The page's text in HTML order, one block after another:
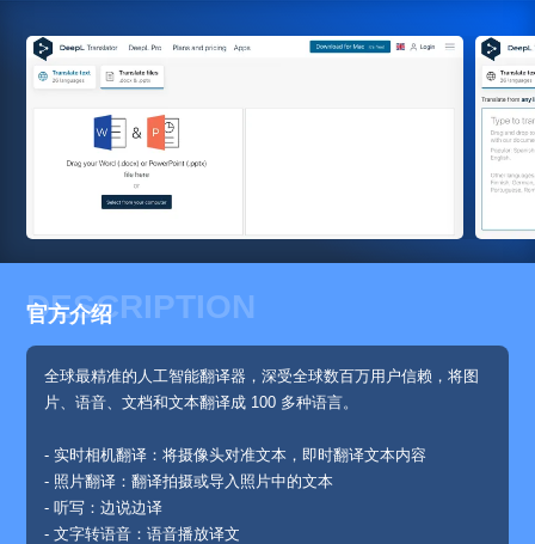
DESCRIPTION
官方介绍
全球最精准的人工智能翻译器，深受全球数百万用户信赖，将图
片、语音、文档和文本翻译成 100 多种语言。
- 实时相机翻译：将摄像头对准文本，即时翻译文本内容
- 照片翻译：翻译拍摄或导入照片中的文本
- 听写：边说边译
- 文字转语音：语音播放译文